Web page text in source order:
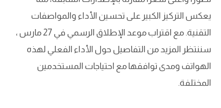
يعكس التركيز الكبير على تحسين الأداء والمواصفات
التقنية. مع اقتراب موعد الإطلاق الرسمي في 27 مارس ،
سننتظر المزيد من التفاصيل حول الأداء الفعلي لهذه
الهواتف ومدى توافقها مع احتياجات المستخدمين
المختلفة.